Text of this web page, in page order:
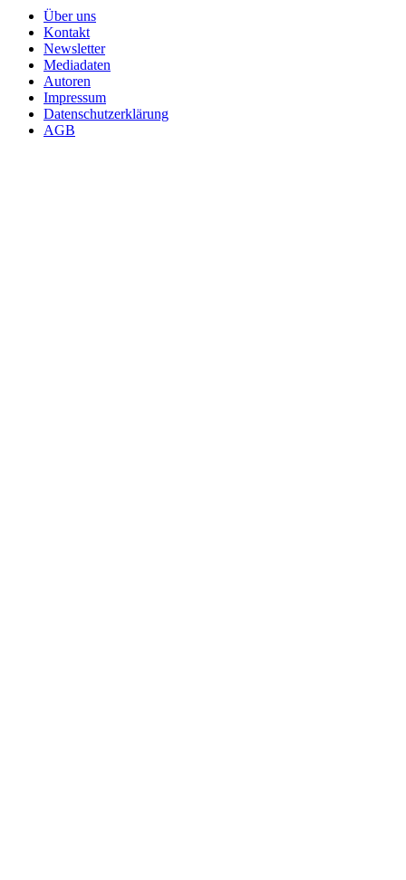
Über uns
Kontakt
Newsletter
Mediadaten
Autoren
Impressum
Datenschutzerklärung
AGB